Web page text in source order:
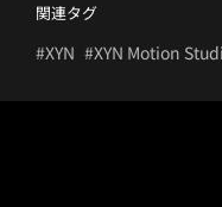
関連タグ
#XYN #XYN Motion